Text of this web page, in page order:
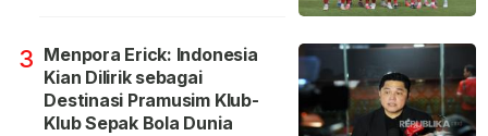
3 Menpora Erick: Indonesia
Kian Dilirik sebagai
Destinasi Pramusim Klub-
Klub Sepak Bola Dunia